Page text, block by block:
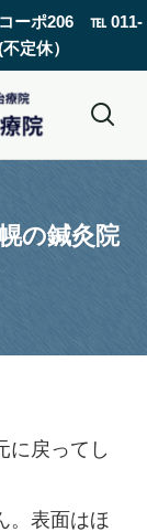
コーポ206 ℡ 011-
定休）
の鍼灸院
に戻ってし
。表面はほ